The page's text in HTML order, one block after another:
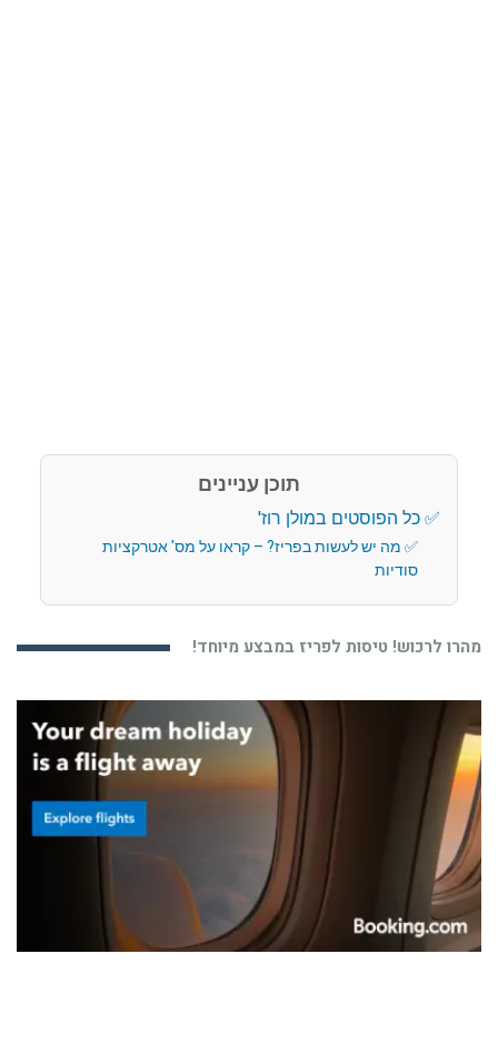
תוכן עניינים
כל הפוסטים במולן רוז'
מה יש לעשות בפריז? – קראו על מס' אטרקציות
סודיות
מהרו לרכוש! טיסות לפריז במבצע מיוחד!